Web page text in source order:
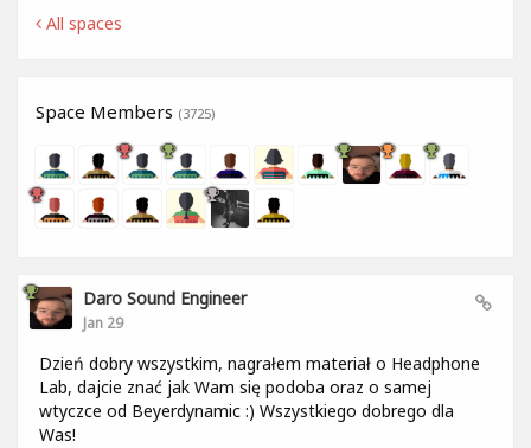
All spaces
Space Members (3725)
Daro Sound Engineer
Jan 29
Dzień dobry wszystkim, nagrałem materiał o Headphone
Lab, dajcie znać jak Wam się podoba oraz o samej
wtyczce od Beyerdynamic :) Wszystkiego dobrego dla
Was!